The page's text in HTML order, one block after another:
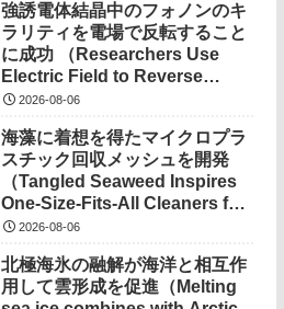
ワーク実現に向け量子もつれ粒
子の長距離伝送に成功
（‘Spooky’ Particles Transit
DC Suburbs, a Step Toward a
Quantum Network）
強誘電体結晶中のフォノンのキ
ラリティを電場で反転すること
に成功 （Researchers Use
Electric Field to Reverse
Phonon Chirality in
2026-08-06
海藻に着想を得たマイクロプラ
スチック回収メッシュを開発
（Tangled Seaweed Inspires
One-Size-Fits-All Cleaners for
Ocean Microplastics）
2026-08-06
北極海氷の融解が海洋と相互作
用して雲形成を促進（Melting